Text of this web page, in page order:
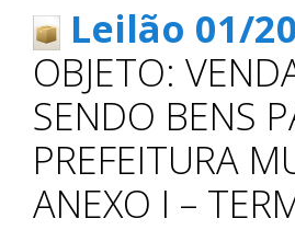
Leilão 01/
OBJETO:
SENDO BENS
PREFEITURA
ANEXO I –